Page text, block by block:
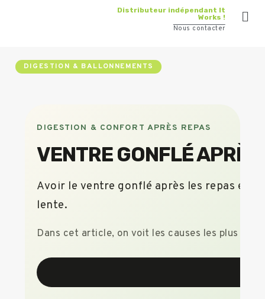
Distributeur indépendant It
Works !
Nous contacter
DIGESTION & BALLONNEMENTS
DIGESTION & CONFORT APRÈS REPAS
VENTRE GONFLÉ
Avoir le ventre gonflé après les repas est
lente.
Dans cet article, on voit les causes les plus